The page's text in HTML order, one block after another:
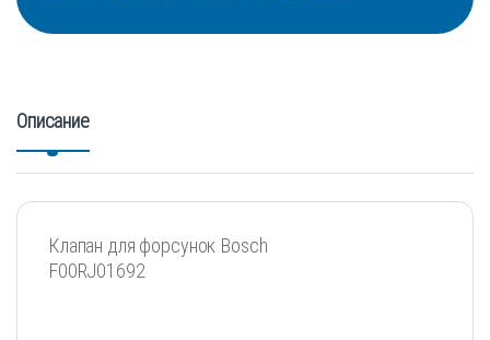
Описание
Клапан для форсунок Bosch
F00RJ01692